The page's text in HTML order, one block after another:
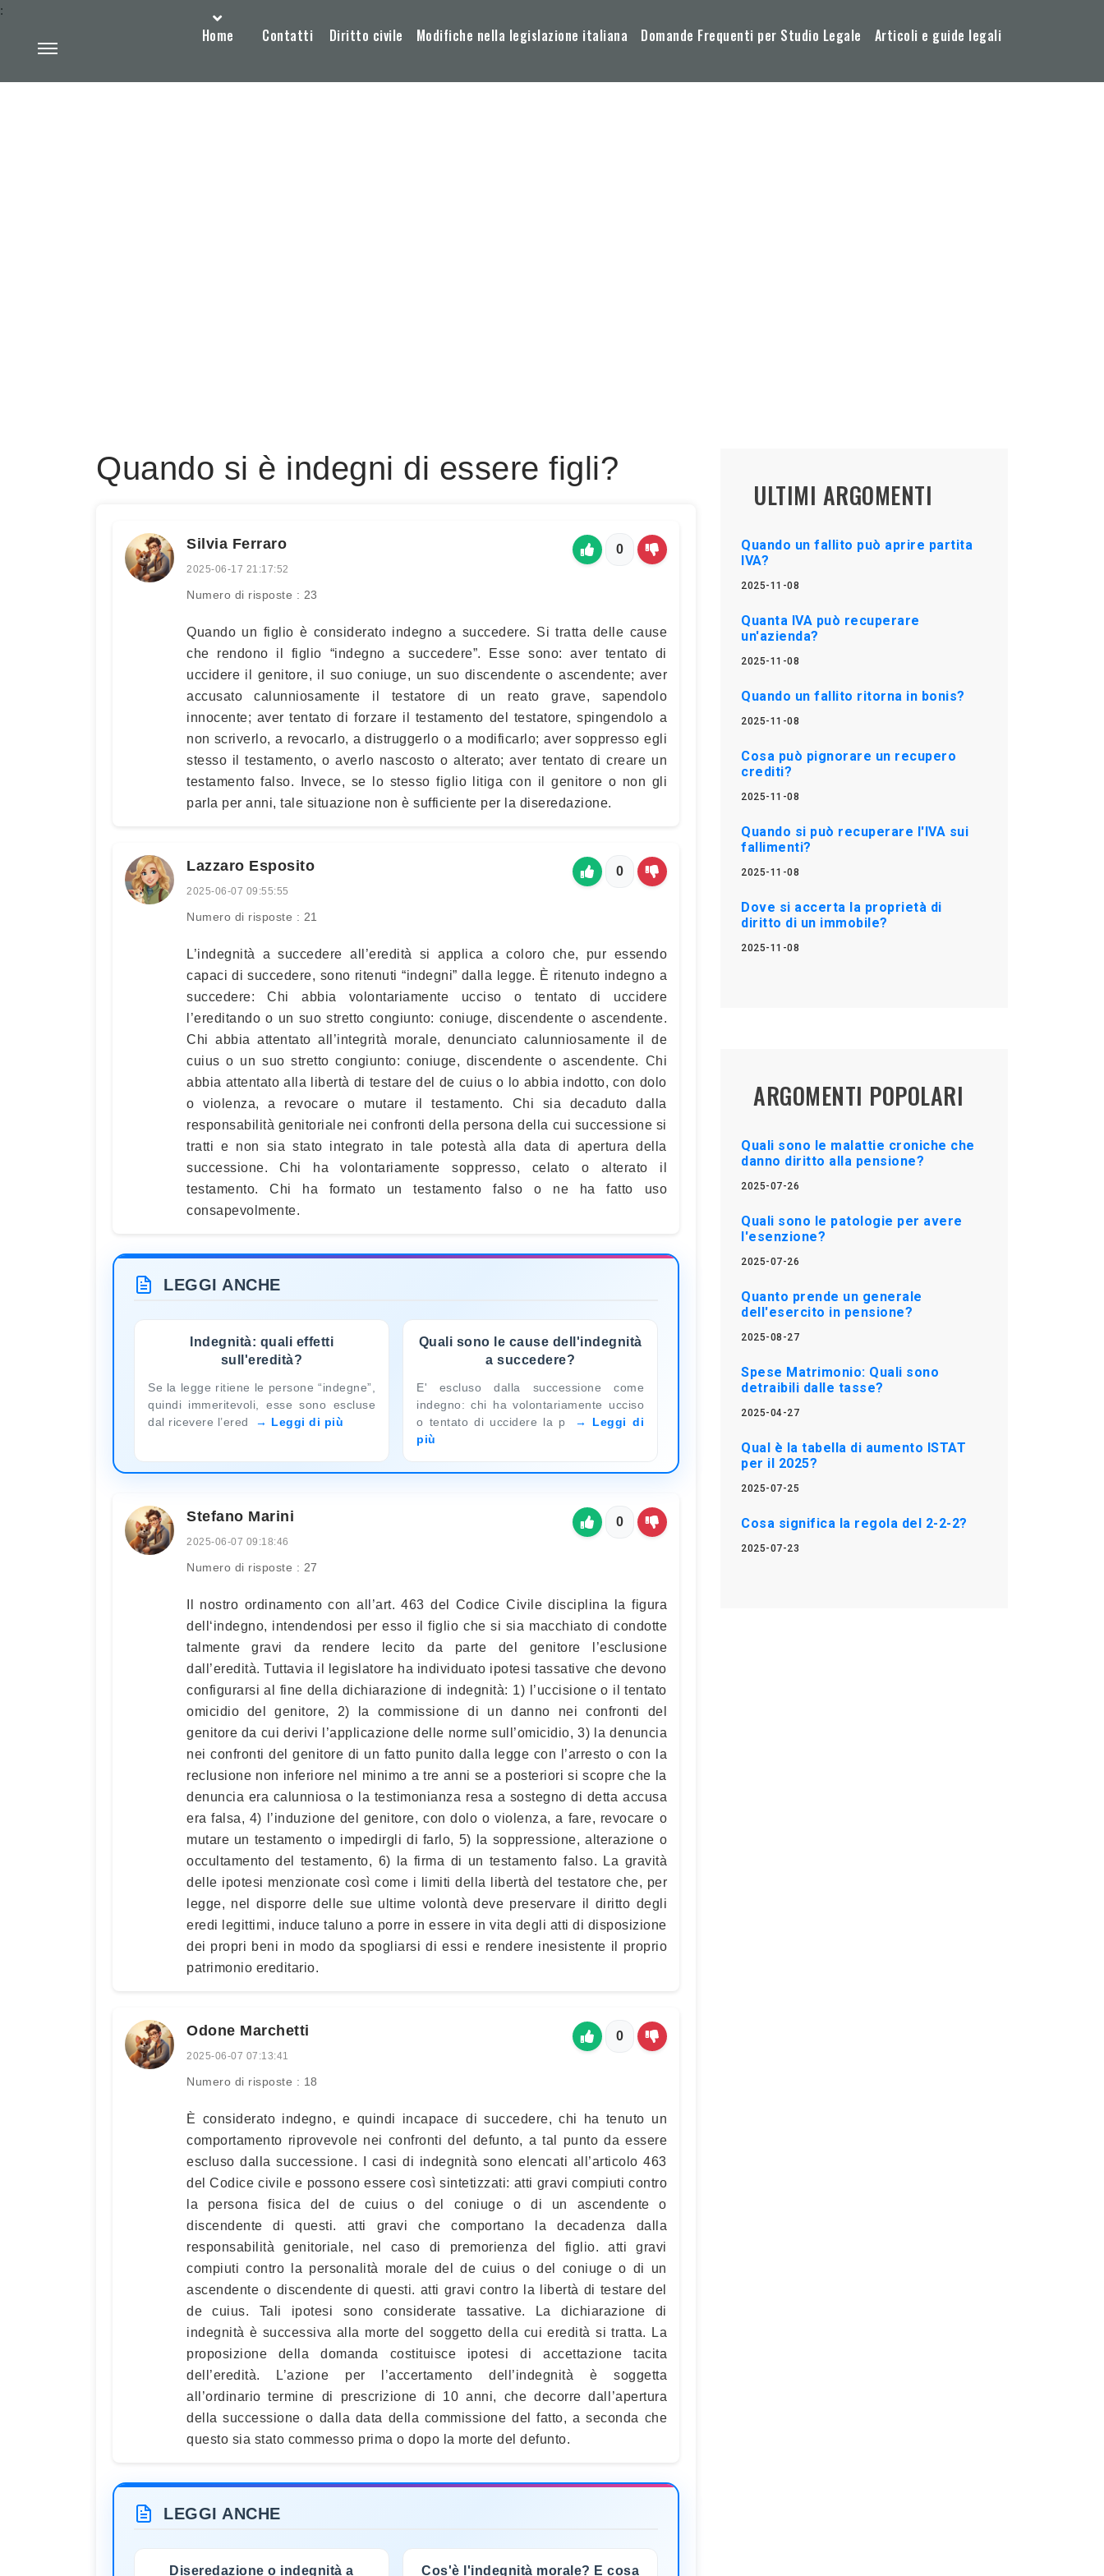
Home Contatti Diritto civile Modifiche nella legislazione italiana Domande Frequenti per Studio Legale Articoli e guide legali
:
Quando si è indegni di essere figli?
Silvia Ferraro
2025-06-17 21:17:52
Numero di risposte : 23
0
Quando un figlio è considerato indegno a succedere. Si tratta delle cause
che rendono il figlio “indegno a succedere”. Esse sono: aver tentato di
uccidere il genitore, il suo coniuge, un suo discendente o ascendente; aver
accusato calunniosamente il testatore di un reato grave, sapendolo
innocente; aver tentato di forzare il testamento del testatore, spingendolo a
non scriverlo, a revocarlo, a distruggerlo o a modificarlo; aver soppresso egli
stesso il testamento, o averlo nascosto o alterato; aver tentato di creare un
testamento falso. Invece, se lo stesso figlio litiga con il genitore o non gli
parla per anni, tale situazione non è sufficiente per la diseredazione.
Lazzaro Esposito
2025-06-07 09:55:55
Numero di risposte : 21
0
L’indegnità a succedere all’eredità si applica a coloro che, pur essendo
capaci di succedere, sono ritenuti “indegni” dalla legge. È ritenuto indegno a
succedere: Chi abbia volontariamente ucciso o tentato di uccidere
l’ereditando o un suo stretto congiunto: coniuge, discendente o ascendente.
Chi abbia attentato all’integrità morale, denunciato calunniosamente il de
cuius o un suo stretto congiunto: coniuge, discendente o ascendente. Chi
abbia attentato alla libertà di testare del de cuius o lo abbia indotto, con dolo
o violenza, a revocare o mutare il testamento. Chi sia decaduto dalla
responsabilità genitoriale nei confronti della persona della cui successione si
tratti e non sia stato integrato in tale potestà alla data di apertura della
successione. Chi ha volontariamente soppresso, celato o alterato il
testamento. Chi ha formato un testamento falso o ne ha fatto uso
consapevolmente.
LEGGI ANCHE
Indegnità: quali effetti
sull'eredità?
Se la legge ritiene le persone “indegne”,
quindi immeritevoli, esse sono escluse
dal ricevere l’ered
Leggi di più
Quali sono le cause dell'indegnità
a succedere?
E' escluso dalla successione come
indegno: chi ha volontariamente ucciso
o tentato di uccidere la p
Leggi di
più
Stefano Marini
2025-06-07 09:18:46
Numero di risposte : 27
0
Il nostro ordinamento con all’art. 463 del Codice Civile disciplina la figura
dell‘indegno, intendendosi per esso il figlio che si sia macchiato di condotte
talmente gravi da rendere lecito da parte del genitore l’esclusione
dall’eredità. Tuttavia il legislatore ha individuato ipotesi tassative che devono
configurarsi al fine della dichiarazione di indegnità: 1) l’uccisione o il tentato
omicidio del genitore, 2) la commissione di un danno nei confronti del
genitore da cui derivi l’applicazione delle norme sull’omicidio, 3) la denuncia
nei confronti del genitore di un fatto punito dalla legge con l’arresto o con la
reclusione non inferiore nel minimo a tre anni se a posteriori si scopre che la
denuncia era calunniosa o la testimonianza resa a sostegno di detta accusa
era falsa, 4) l’induzione del genitore, con dolo o violenza, a fare, revocare o
mutare un testamento o impedirgli di farlo, 5) la soppressione, alterazione o
occultamento del testamento, 6) la firma di un testamento falso. La gravità
delle ipotesi menzionate così come i limiti della libertà del testatore che, per
legge, nel disporre delle sue ultime volontà deve preservare il diritto degli
eredi legittimi, induce taluno a porre in essere in vita degli atti di disposizione
dei propri beni in modo da spogliarsi di essi e rendere inesistente il proprio
patrimonio ereditario.
Odone Marchetti
2025-06-07 07:13:41
Numero di risposte : 18
0
È considerato indegno, e quindi incapace di succedere, chi ha tenuto un
comportamento riprovevole nei confronti del defunto, a tal punto da essere
escluso dalla successione. I casi di indegnità sono elencati all’articolo 463
del Codice civile e possono essere così sintetizzati: atti gravi compiuti contro
la persona fisica del de cuius o del coniuge o di un ascendente o
discendente di questi. atti gravi che comportano la decadenza dalla
responsabilità genitoriale, nel caso di premorienza del figlio. atti gravi
compiuti contro la personalità morale del de cuius o del coniuge o di un
ascendente o discendente di questi. atti gravi contro la libertà di testare del
de cuius. Tali ipotesi sono considerate tassative. La dichiarazione di
indegnità è successiva alla morte del soggetto della cui eredità si tratta. La
proposizione della domanda costituisce ipotesi di accettazione tacita
dell’eredità. L’azione per l’accertamento dell’indegnità è soggetta
all’ordinario termine di prescrizione di 10 anni, che decorre dall’apertura
della successione o dalla data della commissione del fatto, a seconda che
questo sia stato commesso prima o dopo la morte del defunto.
LEGGI ANCHE
Diseredazione o indegnità a Cos'è l'indegnità morale? E cosa
ULTIMI ARGOMENTI
Quando un fallito può aprire partita
IVA?
2025-11-08
Quanta IVA può recuperare
un'azienda?
2025-11-08
Quando un fallito ritorna in bonis?
2025-11-08
Cosa può pignorare un recupero
crediti?
2025-11-08
Quando si può recuperare l'IVA sui
fallimenti?
2025-11-08
Dove si accerta la proprietà di
diritto di un immobile?
2025-11-08
ARGOMENTI POPOLARI
Quali sono le malattie croniche che
danno diritto alla pensione?
2025-07-26
Quali sono le patologie per avere
l'esenzione?
2025-07-26
Quanto prende un generale
dell'esercito in pensione?
2025-08-27
Spese Matrimonio: Quali sono
detraibili dalle tasse?
2025-04-27
Qual è la tabella di aumento ISTAT
per il 2025?
2025-07-25
Cosa significa la regola del 2-2-2?
2025-07-23